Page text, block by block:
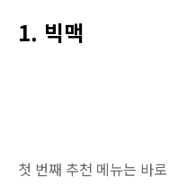
1. 빅맥
첫 번째 추천 메뉴는 바